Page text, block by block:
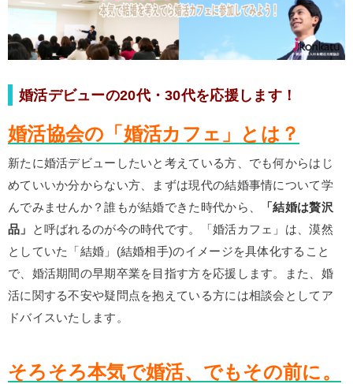
婚活デビューの20代・30代を応援します！
婚活協会の「婚活カフェ」とは？
新たに婚活デビューしたいと考えている方、でも何からはじ
めていいか分からない方、まずは現代の結婚事情について学
んでみませんか？誰もが結婚できた時代から、
「結婚は贅沢
品」
と呼ばれるのが今の時代です。「婚活カフェ」は、漠然
としていた「結婚」(結婚相手)のイメージを具体化すること
で、婚活期間の早期卒業を目指す方を応援します。また、婚
活に関する不安や疑問点を抱えている方には相談会としてア
ドバイスいたします。
そろそろ本気で婚活、でもその前に。